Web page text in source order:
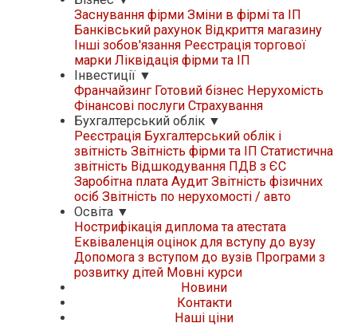
Заснування фірми Зміни в фірмі та ІП
Банківський рахунок Відкриття магазину
Iнші зобов'язання Реєстрація торгової
марки Ліквідація фірми та ІП
Iнвестиції ▼
Франчайзинг Готовий бізнес Нерухомість
Фінансові послуги Страхування
Бухгалтерський облік ▼
Реєстрація Бухгалтерський облік і
звітність Звітність фірми та ІП Статистична
звітність Відшкодування ПДВ з ЄС
Заробітна плата Аудит Звітність фізичних
осіб Звітність по нерухомості / авто
Освіта ▼
Нострифікація диплома та атестата
Еквіваленція оцінок для вступу до вузу
Допомога з вступом до вузів Програми з
розвитку дітей Мовні курси
Новини
Контакти
Нашi цiни